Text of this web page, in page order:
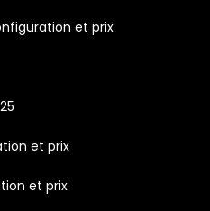
et prix
et prix
et prix